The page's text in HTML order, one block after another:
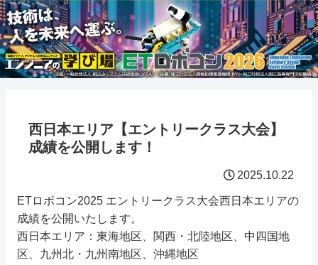
西日本エリア【エントリークラス大会】
成績を公開します！
2025.10.22
ETロボコン2025 エントリークラス大会西日本エリアの
成績を公開いたします。
西日本エリア：東海地区、関西・北陸地区、中四国地
区、九州北・九州南地区、沖縄地区